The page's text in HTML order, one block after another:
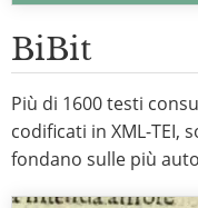
BiBit
Più di 1600 testi
codificati in XML-TEI,
fondano sulle più